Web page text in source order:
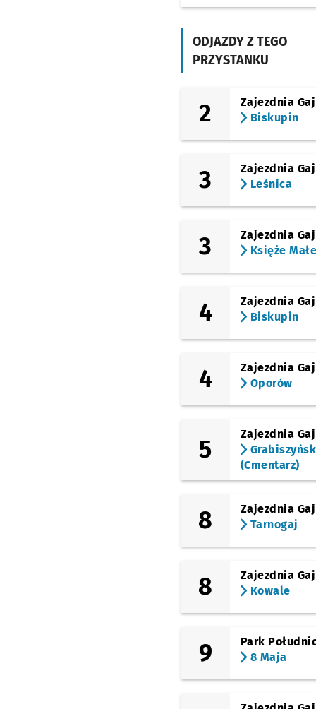
Galeria
Hala Targowa
Górnickiego
Grunwaldzka
Kochanowskiego
Chopina
Karłowicza
Stadion Olimpijski
8 Maja
ODJAZDY Z TEGO
PRZYSTANKU
2
Zajezdnia Gaj
Biskupin
3
Zajezdnia Gaj
Leśnica
3
Zajezdnia Gaj
Księże Małe
4
Zajezdnia Gaj
Biskupin
4
Zajezdnia Gaj
Oporów
5
Zajezdnia Gaj
(Cmentarz)
8
Zajezdnia Gaj
Tarnogaj
8
Zajezdnia Gaj
Kowale
9
Park
8 Maja